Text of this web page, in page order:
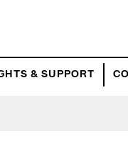
& SUPPORT